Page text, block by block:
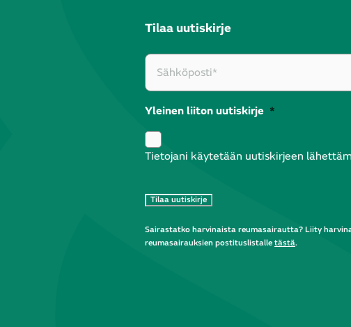
Tilaa uutiskirje
Yleinen liiton uutiskirje *
Tietojani käytetään uutiskirjeen
Sairastatko harvinaista reumasairautta? Liity
reumasairauksien postituslistalle tästä.